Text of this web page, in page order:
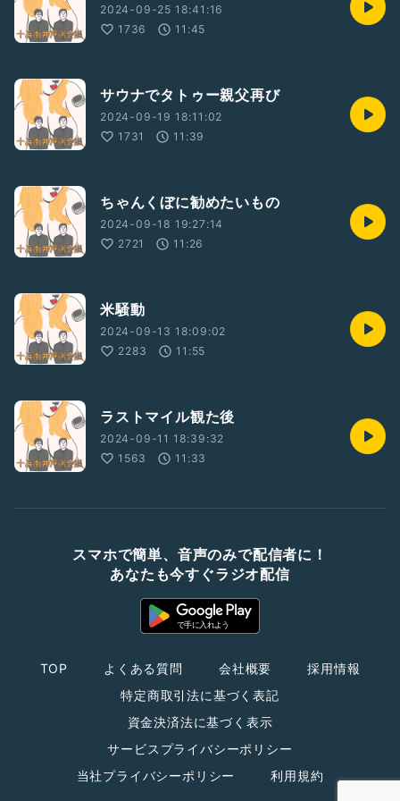
2024-09-25 18:41:16
1736
11:45
サウナでタトゥー親父再び
2024-09-19 18:11:02
1731
11:39
ちゃんくぼに勧めたいもの
2024-09-18 19:27:14
2721
11:26
米騒動
2024-09-13 18:09:02
2283
11:55
ラストマイル観た後
2024-09-11 18:39:32
1563
11:33
スマホで簡単、音声のみで配信者に！
あなたも今すぐラジオ配信
TOP よくある質問 会社概要
採用情報
特定商取引法に基づく表記
資金決済法に基づく表示
サービスプライバシーポリシー
当社プライバシーポリシー
利用規約